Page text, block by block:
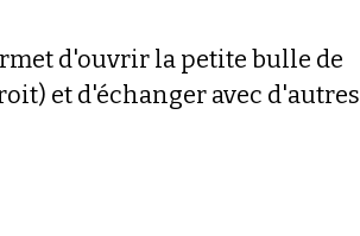
d'ouvrir la petite bulle de
et d'échanger avec d'autres